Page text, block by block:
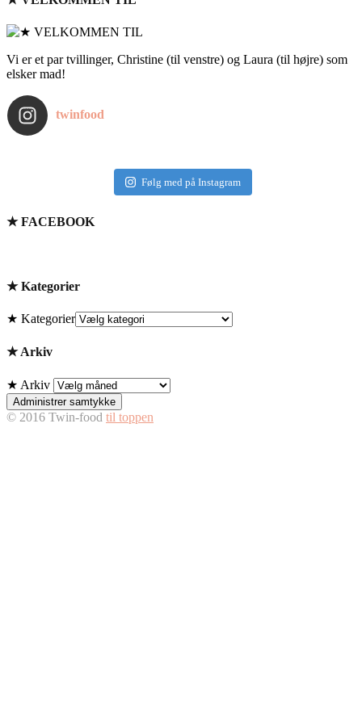
Vi er et par tvillinger, Christine (til venstre) og Laura (til højre) som
elsker mad!
twinfood
Følg med på Instagram
★ FACEBOOK
★ Kategorier
★ Kategorier
★ Arkiv
★ Arkiv
Administrer samtykke
© 2016 Twin-food til toppen